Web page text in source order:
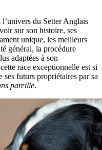
du Setter Anglais
sur son histoire, ses
unique, les meilleurs
général, la procédure
adaptées à son
race exceptionnelle est si
futurs propriétaires par sa
pareille.